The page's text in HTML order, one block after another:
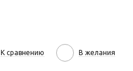
К сравнению В желания